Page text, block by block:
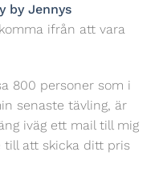
by Jennys
ifrån att vara
800 personer som i
senaste tävling, är
iväg ett mail till mig
till att skicka ditt pris